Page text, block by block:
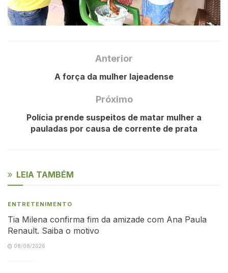
Anterior
A força da mulher lajeadense
Próximo
Polícia prende suspeitos de matar mulher a
pauladas por causa de corrente de prata
LEIA TAMBÉM
ENTRETENIMENTO
Tia Milena confirma fim da amizade com Ana Paula
Renault. Saiba o motivo
08/08/2026